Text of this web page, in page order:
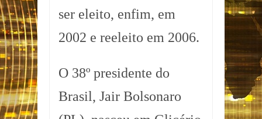
ser eleito, enfim, em
2002 e reeleito em 2006.
O 38º presidente do
Brasil, Jair Bolsonaro